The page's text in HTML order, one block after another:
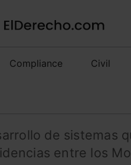
Compliance Civil
de sistemas
entre los